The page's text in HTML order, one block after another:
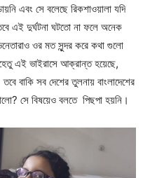
এবং সে বলেছে রিকশাওয়ালা যদি
এই দুর্ঘটনা ঘটতো না ফলে অনেক
ওর মত সুন্দর করে কথা গুলো
এই ভাইরাসে আক্রান্ত হয়েছে,
বাকি সব দেশের তুলনায় বাংলাদেশের
সে বিষয়েও বলতে পিছপা হয়নি।